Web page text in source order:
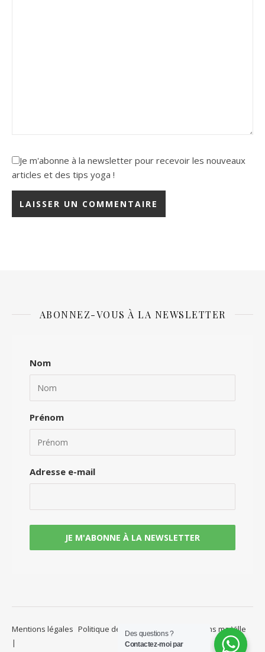
Je m'abonne à la newsletter pour recevoir les nouveaux
articles et des tips yoga !
ABONNEZ-VOUS À LA NEWSLETTER
Nom
Prénom
Adresse e-mail
Mentions légales Politique de confidentialité Yoga dans ma Ville
Des questions ?
Contactez-moi par